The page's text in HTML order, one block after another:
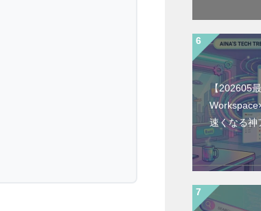
【202605
速くなる神